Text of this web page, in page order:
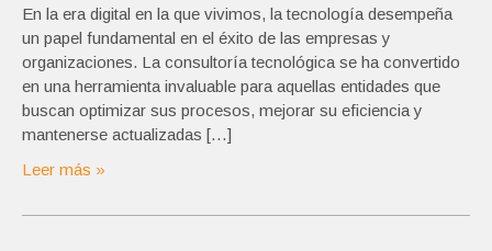
En la era digital en la que vivimos, la tecnología desempeña
un papel fundamental en el éxito de las empresas y
organizaciones. La consultoría tecnológica se ha convertido
en una herramienta invaluable para aquellas entidades que
buscan optimizar sus procesos, mejorar su eficiencia y
mantenerse actualizadas […]
Leer más »